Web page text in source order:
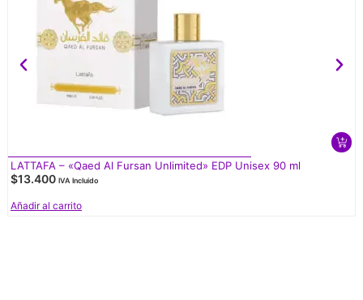
LATTAFA – «Qaed Al Fursan Unlimited» EDP Unisex 90 ml
$13.400 IVA Incluido
Añadir al carrito